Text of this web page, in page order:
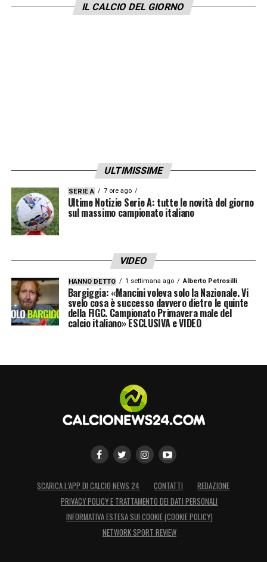
IL CALCIO DEL GIORNO
ULTIMISSIME
SERIE A 7 ore ago
Ultime Notizie Serie A: tutte le novità del giorno
sul massimo campionato italiano
VIDEO
HANNO DETTO 1 settimana ago Alberto Petrosilli
Bargiggia: «Mancini voleva solo la Nazionale. Vi
svelo cosa è successo davvero dietro le quinte
della FIGC. Campionato Primavera male del
calcio italiano» ESCLUSIVA e VIDEO
SCARICA L’APP DI CALCIO NEWS 24 CONTATTI
REDAZIONE
PRIVACY POLICY E TRATTAMENTO DEI DATI PERSONALI
INFORMATIVA ESTESA SUI COOKIE (COOKIE POLICY)
NETWORK SPORT REVIEW